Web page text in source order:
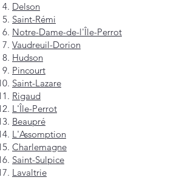
Delson
Saint-Rémi
Notre-Dame-de-l'Île-Perrot
Vaudreuil-Dorion
Hudson
Pincourt
Saint-Lazare
Rigaud
L'Île-Perrot
Beaupré
L'Assomption
Charlemagne
Saint-Sulpice
Lavaltrie